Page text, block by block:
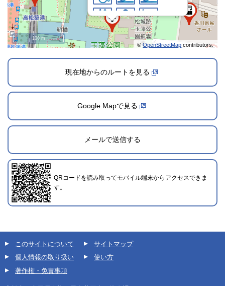
2024年12月1日登録
©OpenStreetMap contributors.
100 m
現在地からのルートを見る
Google Mapで見る
メールで送信する
QRコードを読み取ってモバイル端末からアクセスできま
す。
このサイトについて
個人情報の取り扱い
著作権・免責事項
サイトマップ
使い方